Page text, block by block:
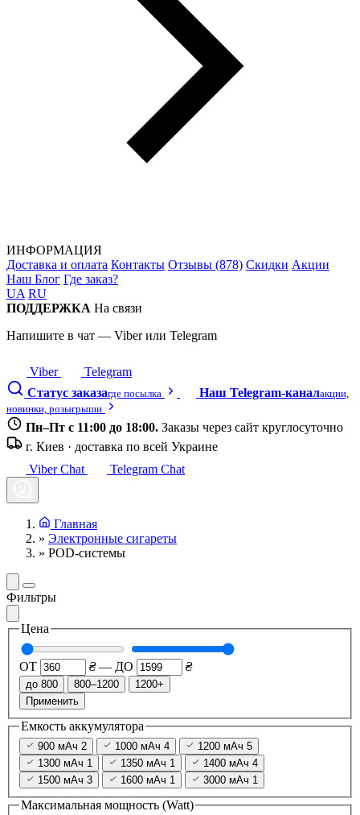
ИНФОРМАЦИЯ
Доставка и оплата Контакты Отзывы (878) Скидки Акции
Наш Блог Где заказ?
UA RU
ПОДДЕРЖКА На связи
Напишите в чат — Viber или Telegram
Viber
Telegram
Статус заказагде посылка Наш Telegram-каналакции,
новинки, розыгрыши
Пн–Пт с 11:00 до 18:00. Заказы через сайт круглосуточно
г. Киев · доставка по всей Украине
Viber Chat
Telegram Chat
Главная
» Электронные сигареты
» POD-системы
Фильтры
Цена
ОТ ₴ — ДО ₴
до 800 800–1200
1200+
Применить
Емкость аккумулятора
900 мАч 2 1000 мАч 4 1200 мАч 5
1300 мАч 1 1350 мАч 1 1400 мАч 4
1500 мАч 3 1600 мАч 1 3000 мАч 1
Максимальная мощность (Watt)